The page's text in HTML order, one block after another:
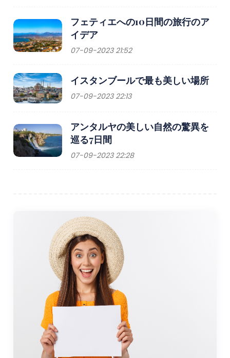
フェティエへの10日間の旅行のア
イデア
07-09-2023 21:52
イスタンブールで最も美しい場所
07-09-2023 22:13
アンタルヤの美しい自然の驚異を
巡る7日間
07-09-2023 22:28